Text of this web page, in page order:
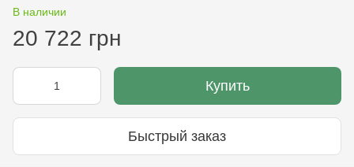
В наличии
20 722 грн
Купить
Быстрый заказ